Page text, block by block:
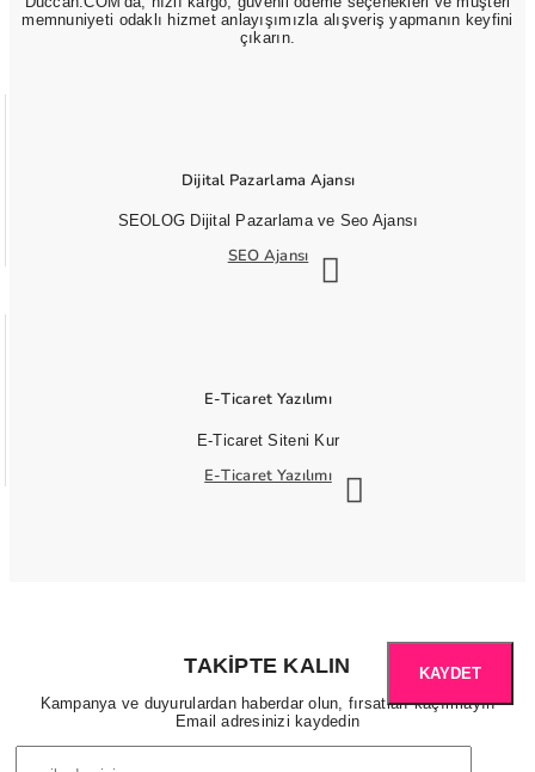
memnuniyeti odaklı hizmet anlayışımızla alışveriş yapmanın keyfini
çıkarın.
Dijital Pazarlama Ajansı
SEOLOG Dijital Pazarlama ve Seo Ajansı
SEO Ajansı
E-Ticaret Yazılımı
E-Ticaret Siteni Kur
E-Ticaret Yazılımı
TAKIPTE KALIN
Kampanya ve duyurulardan haberdar olun, fırsatları kaçırmayın
Email adresinizi kaydedin
KAYDET